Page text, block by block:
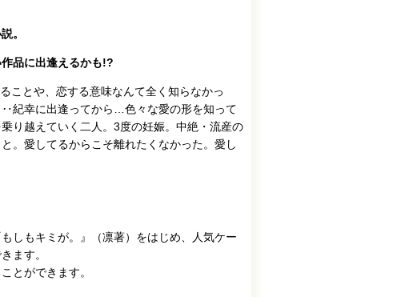
。
品に出逢えるかも!?
ことや、恋する意味なんて全く知らなかっ
紀幸に出逢ってから…色々な愛の形を知って
り越えていく二人。3度の妊娠。中絶・流産の
。愛してるからこそ離れたくなかった。愛し
しもキミが。』（凛著）をはじめ、人気ケー
ます。
とができます。